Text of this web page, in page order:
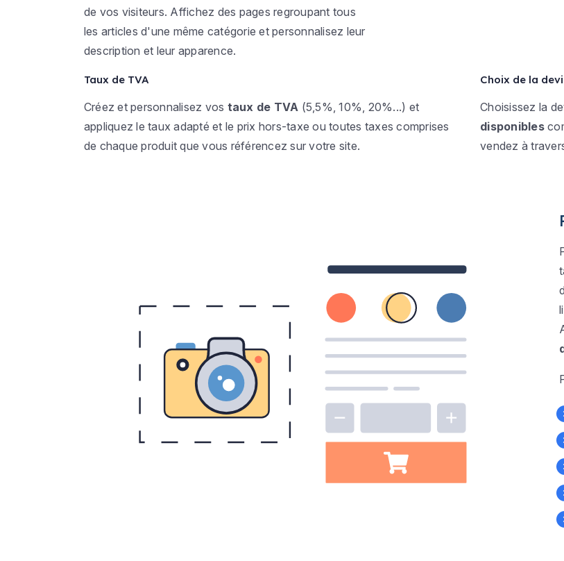
de vos visiteurs. Affichez des pages regroupant tous
les articles d'une même catégorie et personnalisez leur
description et leur apparence.
Taux de TVA
Créez et personnalisez vos taux de TVA (5,5%, 10%, 20%...) et
appliquez le taux adapté et le prix hors-taxe ou toutes taxes comprises
de chaque produit que vous référencez sur votre site.
Choix de la
Choisissez la
disponibles
vendez à